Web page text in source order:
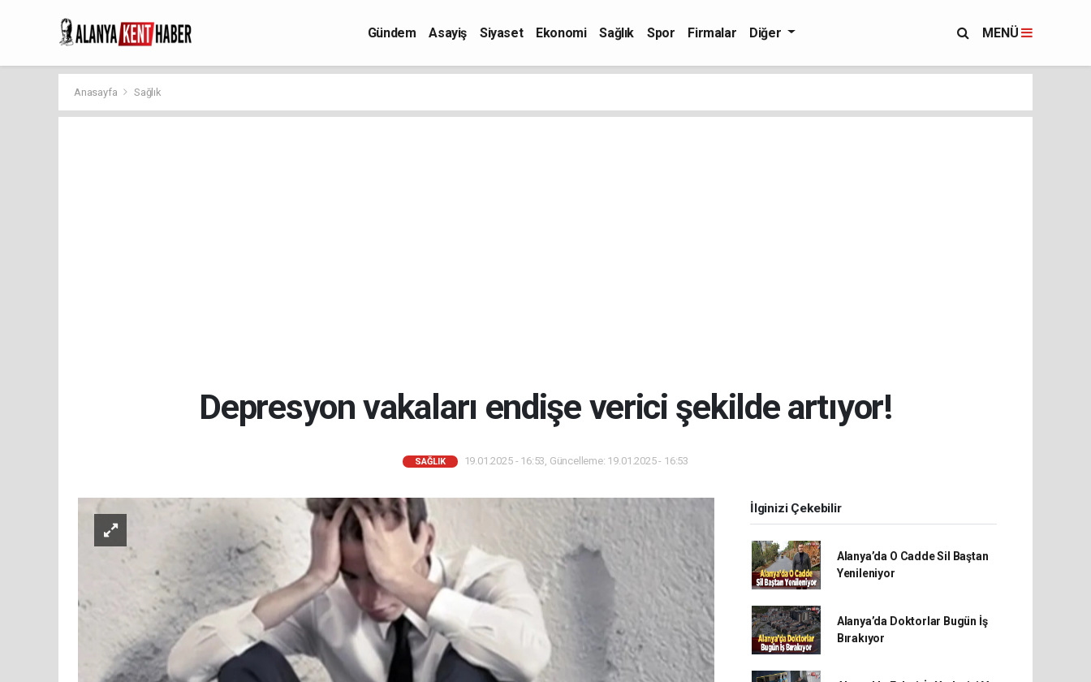
Gündem Asayiş Siyaset Ekonomi Sağlık Spor Firmalar Diğer MENÜ
Anasayfa Sağlık
Depresyon vakaları endişe verici şekilde artıyor!
SAĞLIK 19.01.2025 - 16:53, Güncelleme: 19.01.2025 - 16:53
İlginizi Çekebilir
Alanya’da O Cadde Sil Baştan
Yenileniyor
Alanya’da Doktorlar Bugün İş
Bırakıyor